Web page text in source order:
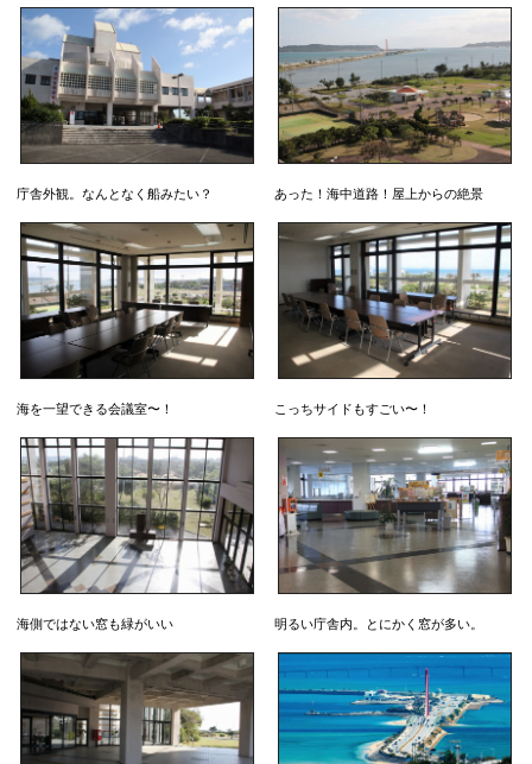
庁舎外観。なんとなく船みたい？ あった！海中道路！屋上からの絶景
海を一望できる会議室〜！ こっちサイドもすごい〜！
海側ではない窓も緑がいい 明るい庁舎内。とにかく窓が多い。